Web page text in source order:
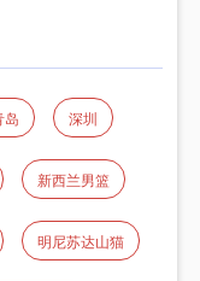
岛 深圳
新西兰男篮
明尼苏达山猫